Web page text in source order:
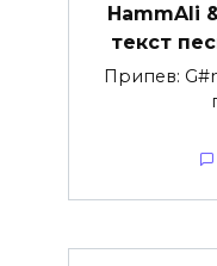
HammAli
текст
Припев: